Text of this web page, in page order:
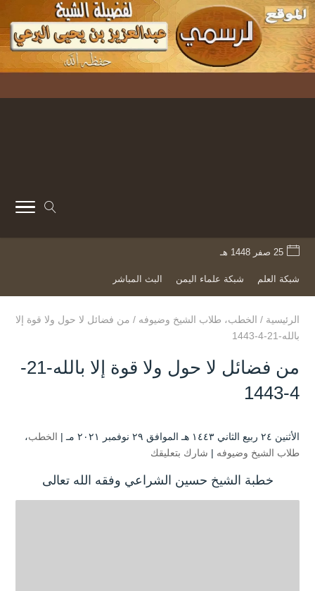
25 صفر 1448 هـ
شبكة العلم شبكة علماء اليمن البث المباشر
الرئيسية / الخطب، طلاب الشيخ وضيوفه / من فضائل لا حول ولا قوة إلا
بالله-21-4-1443
من فضائل لا حول ولا قوة إلا بالله-21-
4-1443
الأثنين ۲٤ ربيع الثاني ۱٤٤۳ هـ الموافق ۲۹ نوفمبر ۲۰۲۱ مـ | الخطب،
طلاب الشيخ وضيوفه | شارك بتعليقك
خطبة الشيخ حسين الشراعي وفقه الله تعالى